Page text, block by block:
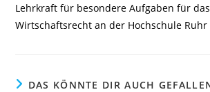
Lehrkraft für besondere Aufgaben für
Wirtschaftsrecht an der Hochschule Ruhr
DAS KÖNNTE DIR AUCH